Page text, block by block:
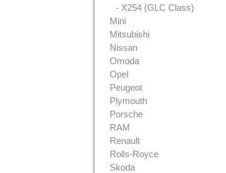
- X254 (GLC Class)
Mini
Mitsubishi
Nissan
Omoda
Opel
Peugeot
Plymouth
Porsche
RAM
Renault
Rolls-Royce
Skoda